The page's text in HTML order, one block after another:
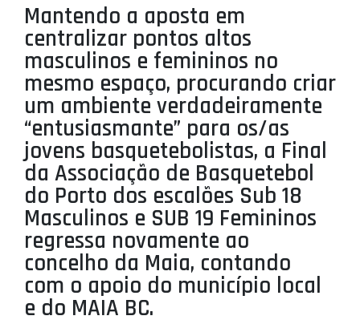
SELEÇÕES
MINIBASQUETE
ÁREA TÉCNICA
PROJETOS
LIGA BETCLIC MASCULINA
LIGA BETCLIC FEMININA
Mantendo a aposta em
centralizar pontos altos
masculinos e femininos no
mesmo espaço, procurando criar
um ambiente verdadeiramente
“entusiasmante” para os/as
jovens basquetebolistas, a Final
da Associação de Basquetebol
do Porto dos escalões Sub 18
Masculinos e SUB 19 Femininos
regressa novamente ao
concelho da Maia, contando
com o apoio do município local
e do MAIA BC.